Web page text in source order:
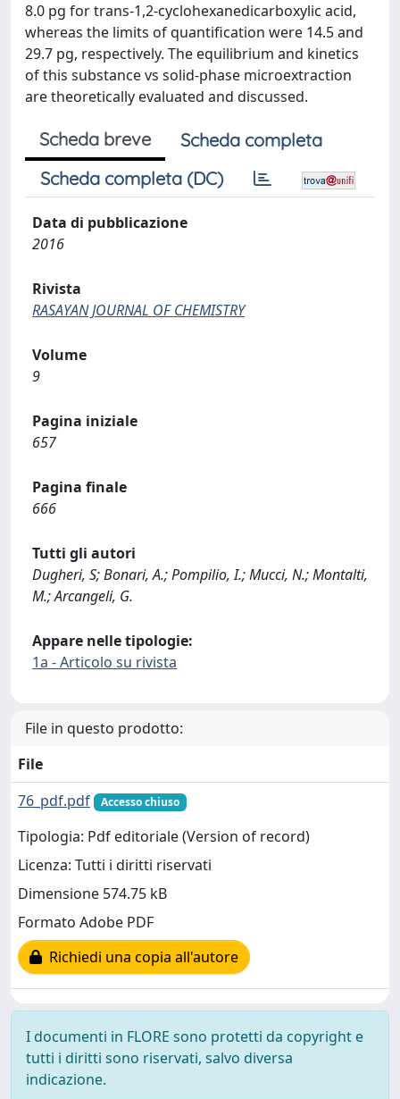
8.0 pg for trans-1,2-cyclohexanedicarboxylic acid,
whereas the limits of quantification were 14.5 and
29.7 pg, respectively. The equilibrium and kinetics
of this substance vs solid-phase microextraction
are theoretically evaluated and discussed.
Scheda breve
Scheda completa
Scheda completa (DC)
Data di pubblicazione
2016
Rivista
RASAYAN JOURNAL OF CHEMISTRY
Volume
9
Pagina iniziale
657
Pagina finale
666
Tutti gli autori
Dugheri, S; Bonari, A.; Pompilio, I.; Mucci, N.; Montalti,
M.; Arcangeli, G.
Appare nelle tipologie:
1a - Articolo su rivista
File in questo prodotto:
File
76_pdf.pdf
Accesso chiuso
Tipologia: Pdf editoriale (Version of record)
Licenza: Tutti i diritti riservati
Dimensione 574.75 kB
Formato Adobe PDF
Richiedi una copia all'autore
I documenti in FLORE sono protetti da copyright e
tutti i diritti sono riservati, salvo diversa
indicazione.